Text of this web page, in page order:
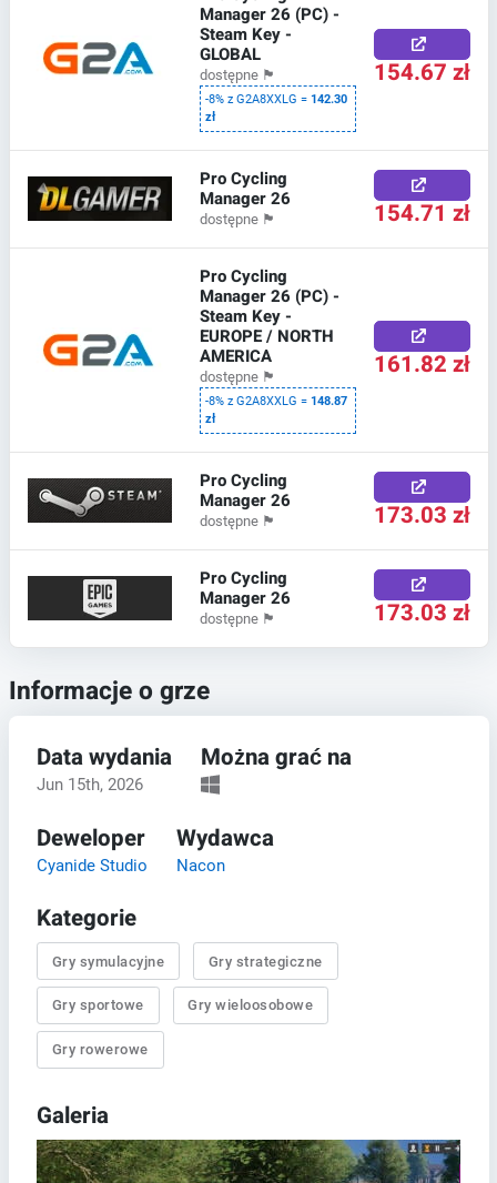
Manager 26 (PC) -
Steam Key -
GLOBAL
dostępne 🏴
-8% z G2A8XXLG =142.30
zł
154.67 zł
Pro Cycling
Manager 26
dostępne 🏴 154.71 zł
Pro Cycling
Manager 26 (PC) -
Steam Key -
EUROPE / NORTH
AMERICA
dostępne 🏴
-8% z G2A8XXLG =148.87
zł
161.82 zł
Pro Cycling
Manager 26
dostępne 🏴 173.03 zł
Pro Cycling
Manager 26
dostępne 🏴 173.03 zł
Informacje o grze
Data wydania
Jun 15th, 2026
Można grać na
Deweloper
Cyanide Studio
Wydawca
Nacon
Kategorie
Gry symulacyjne Gry strategiczne
Gry sportowe Gry wieloosobowe
Gry rowerowe
Galeria